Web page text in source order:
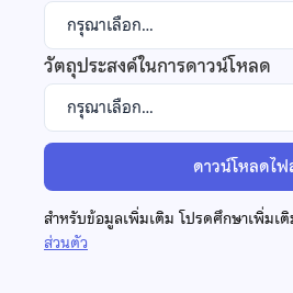
วัตถุประสงค์ในการดาวน์โหลด
ดาวน์โหลดไ
สำหรับข้อมูลเพิ่มเติม โปรดศึกษาเพิ่มเ
ส่วนตัว